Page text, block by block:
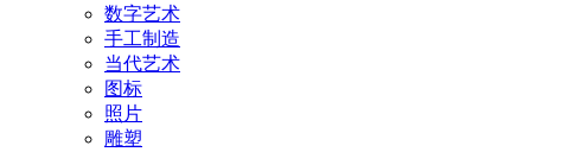
数字艺术
手工制造
当代艺术
图标
照片
雕塑